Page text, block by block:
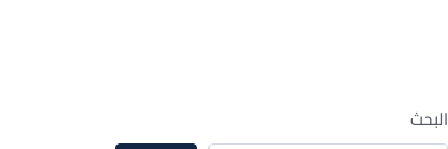
البحث